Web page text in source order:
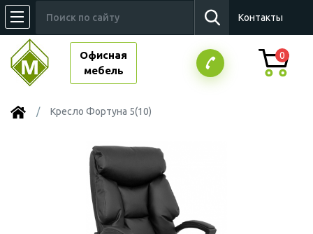
Контакты
Офисная
мебель
0
Кресло Фортуна 5(10)